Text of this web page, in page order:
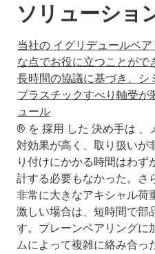
ソリューショ
当社の イグリデュールベ
な点でお役に立つことが
長時間の協議に基づき、シ
プラスチックすべり軸受
ュール
® を 採用 した 決め手は 、
対効果が高く、取り扱いが
り付けにかかる時間はわず
計する必要もなかった。さ
非常に大きなアキシャル荷
激しい場合は、短時間で部
す。プレーンベアリングに
ムによって複雑に絡み合っ